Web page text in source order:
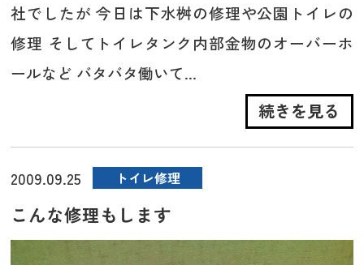
社でしたが 今日は下水桝の修理や公園トイレの
修理 そしてトイレタンク内部金物のオーバーホ
ールなど バタバタ働いて...
続きを見る
2009.09.25 トイレ修理
こんな修理もします